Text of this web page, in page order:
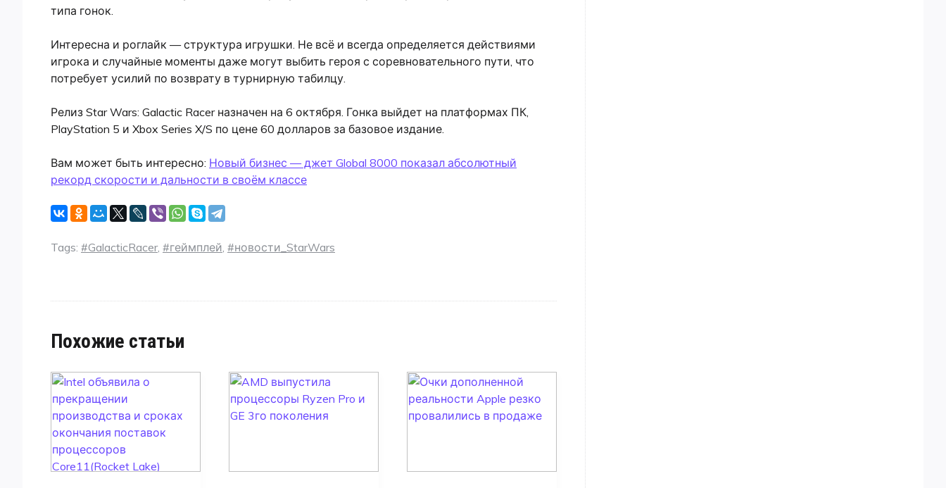
типа гонок.
Интересна и роглайк — структура игрушки. Не всё и всегда определяется действиями
игрока и случайные моменты даже могут выбить героя с соревновательного пути, что
потребует усилий по возврату в турнирную табилцу.
Релиз Star Wars: Galactic Racer назначен на 6 октября. Гонка выйдет на платформах ПК,
PlayStation 5 и Xbox Series X/S по цене 60 долларов за базовое издание.
Вам может быть интересно: Новый бизнес — джет Global 8000 показал абсолютный
рекорд скорости и дальности в своём классе
Tags: #GalacticRacer, #геймплей #новости_StarWars
Похожие статьи